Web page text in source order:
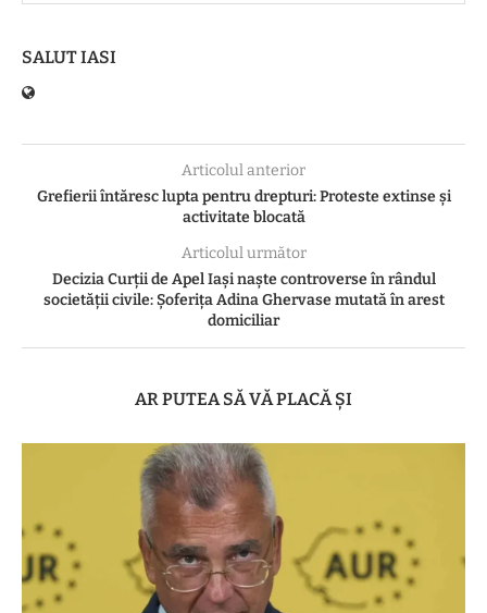
SALUT IASI
Articolul anterior
Grefierii întăresc lupta pentru drepturi: Proteste extinse și
activitate blocată
Articolul următor
Decizia Curții de Apel Iași naște controverse în rândul
societății civile: Șoferița Adina Ghervase mutată în arest
domiciliar
AR PUTEA SĂ VĂ PLACĂ ȘI